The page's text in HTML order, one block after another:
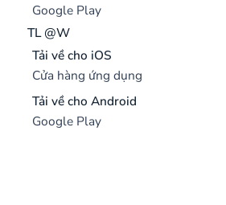
Google Play
TL @W
Tải về cho iOS
Cửa hàng ứng dụng
Tải về cho Android
Google Play